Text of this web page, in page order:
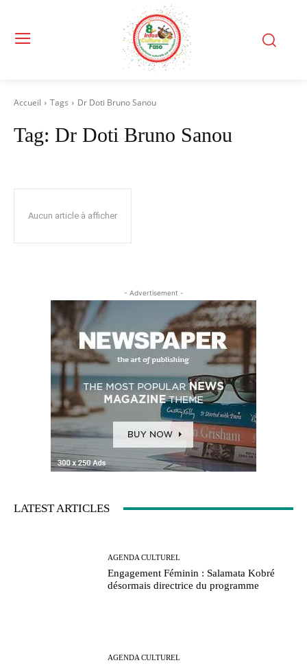
Accueil Tags Dr Doti Bruno Sanou
Tag: Dr Doti Bruno Sanou
Aucun article à afficher
- Advertisement -
LATEST ARTICLES
AGENDA CULTUREL
Engagement Féminin : Salamata Kobré
désormais directrice du programme
AGENDA CULTUREL